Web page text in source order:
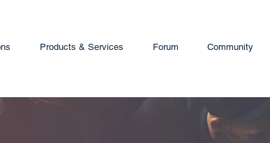
Products & Services Forum Community